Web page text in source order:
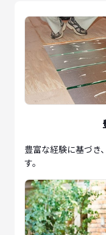
豊富な経験に基づき
す。